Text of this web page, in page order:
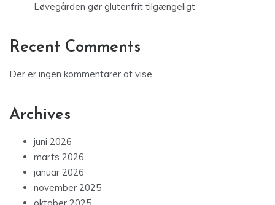
Løvegården gør glutenfrit tilgængeligt
Recent Comments
Der er ingen kommentarer at vise.
Archives
juni 2026
marts 2026
januar 2026
november 2025